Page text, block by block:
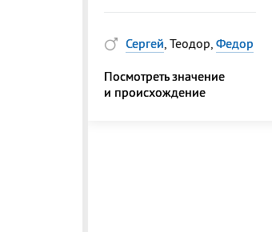
Сергей, Теодор, Федор
Посмотреть значение
и происхождение